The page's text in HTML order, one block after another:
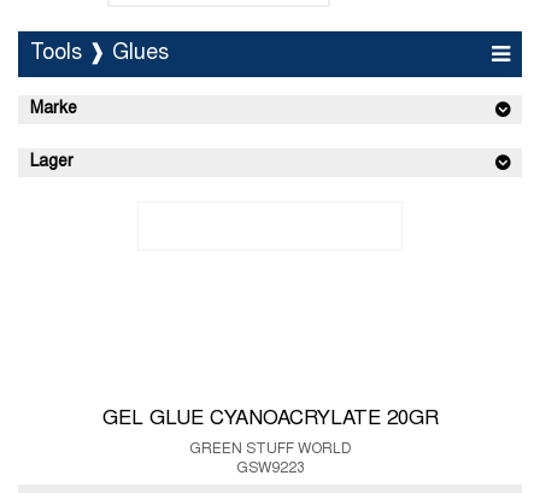
Tools ❱ Glues
Marke
Lager
GEL GLUE CYANOACRYLATE 20GR
GREEN STUFF WORLD
GSW9223